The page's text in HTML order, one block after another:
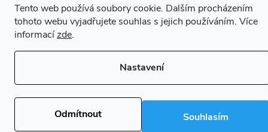
Tento web používá soubory cookie. Dalším procházením
tohoto webu vyjadřujete souhlas s jejich používáním. Více
informacízde.
Nastavení
Odmítnout Souhlasím
Vytvořil Shoptet Premium